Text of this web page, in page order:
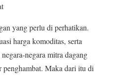
yang perlu di perhatikan.
harga komoditas, serta
negara mitra dagang
Maka dari itu di